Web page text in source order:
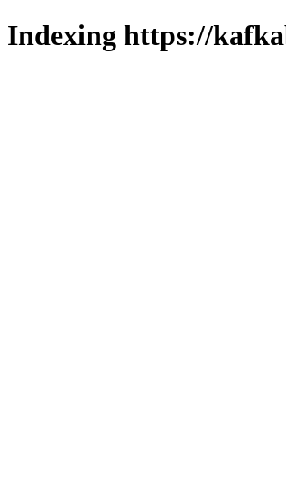
Indexing https://